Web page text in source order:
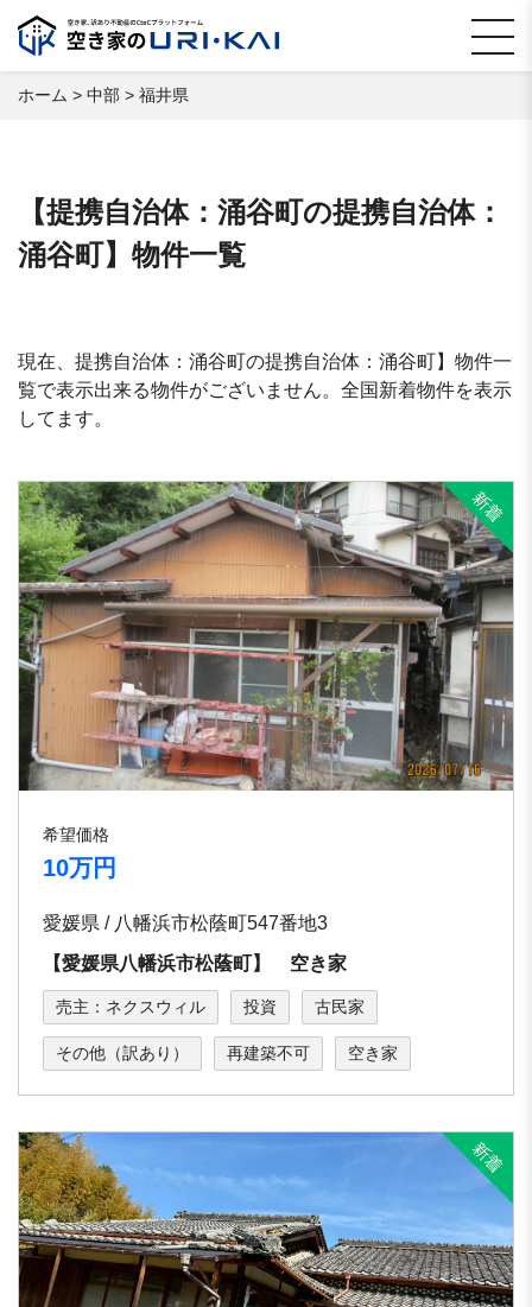
ホーム > 中部 > 福井県
【提携自治体：涌谷町の提携自治体：
涌谷町】物件一覧
現在、提携自治体：涌谷町の提携自治体：涌谷町】物件一
覧で表示出来る物件がございません。全国新着物件を表示
してます。
希望価格
10万円
愛媛県 / 八幡浜市松蔭町547番地3
【愛媛県八幡浜市松蔭町】 空き家
売主：ネクスウィル 投資 古民家
その他（訳あり） 再建築不可 空き家